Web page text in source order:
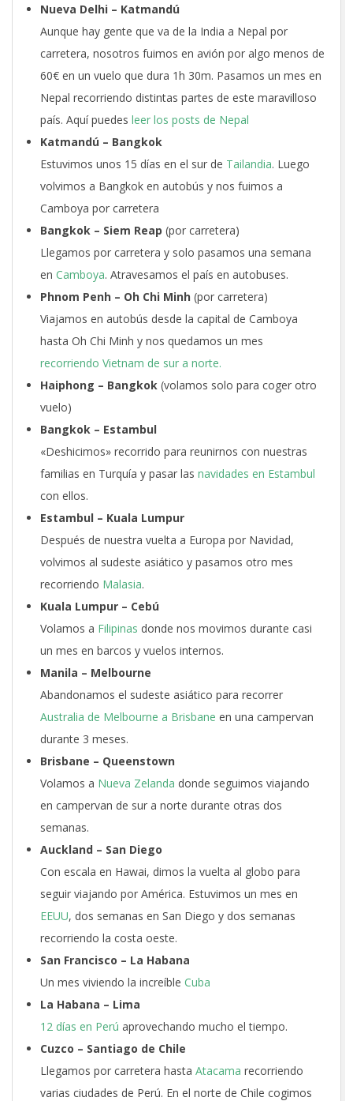
Nueva Delhi – Katmandú
Aunque hay gente que va de la India a Nepal por
carretera, nosotros fuimos en avión por algo menos de
60€ en un vuelo que dura 1h 30m. Pasamos un mes en
Nepal recorriendo distintas partes de este maravilloso
país. Aquí puedes leer los posts de Nepal
Katmandú – Bangkok
Estuvimos unos 15 días en el sur de Tailandia. Luego
volvimos a Bangkok en autobús y nos fuimos a
Camboya por carretera
Bangkok – Siem Reap (por carretera)
Llegamos por carretera y solo pasamos una semana
en Camboya. Atravesamos el país en autobuses.
Phnom Penh – Oh Chi Minh (por carretera)
Viajamos en autobús desde la capital de Camboya
hasta Oh Chi Minh y nos quedamos un mes
recorriendo Vietnam de sur a norte.
Haiphong – Bangkok (volamos solo para coger otro
vuelo)
Bangkok – Estambul
«Deshicimos» recorrido para reunirnos con nuestras
familias en Turquía y pasar las navidades en Estambul
con ellos.
Estambul – Kuala Lumpur
Después de nuestra vuelta a Europa por Navidad,
volvimos al sudeste asiático y pasamos otro mes
recorriendo Malasia.
Kuala Lumpur – Cebú
Volamos a Filipinas donde nos movimos durante casi
un mes en barcos y vuelos internos.
Manila – Melbourne
Abandonamos el sudeste asiático para recorrer
Australia de Melbourne a Brisbane en una campervan
durante 3 meses.
Brisbane – Queenstown
Volamos a Nueva Zelanda donde seguimos viajando
en campervan de sur a norte durante otras dos
semanas.
Auckland – San Diego
Con escala en Hawai, dimos la vuelta al globo para
seguir viajando por América. Estuvimos un mes en
EEUU, dos semanas en San Diego y dos semanas
recorriendo la costa oeste.
San Francisco – La Habana
Un mes viviendo la increíble Cuba
La Habana – Lima
12 días en Perú aprovechando mucho el tiempo.
Cuzco – Santiago de Chile
Llegamos por carretera hasta Atacama recorriendo
varias ciudades de Perú. En el norte de Chile cogimos